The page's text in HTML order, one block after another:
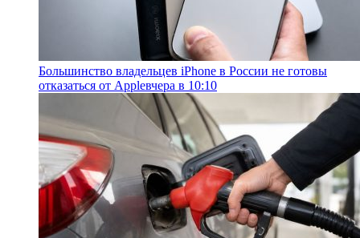
Большинство владельцев iPhone в России не готовы
отказаться от Appleвчера в 10:10